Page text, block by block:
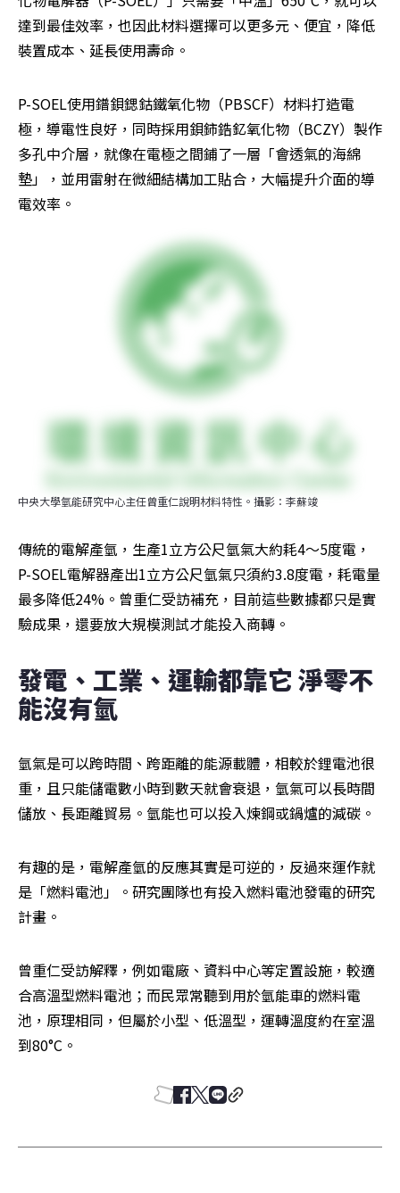
達到最佳效率，也因此材料選擇可以更多元、便宜，降低
裝置成本、延長使用壽命。
P-SOEL使用鐠鋇鍶鈷鐵氧化物（PBSCF）材料打造電
極，導電性良好，同時採用鋇鈰鋯釔氧化物（BCZY）製作
多孔中介層，就像在電極之間鋪了一層「會透氣的海綿
墊」，並用雷射在微細結構加工貼合，大幅提升介面的導
電效率。
中央大學氫能研究中心主任曾重仁說明材料特性。攝影：李蘇竣
傳統的電解產氫，生產1立方公尺氫氣大約耗4～5度電，
P-SOEL電解器產出1立方公尺氫氣只須約3.8度電，耗電量
最多降低24%。曾重仁受訪補充，目前這些數據都只是實
驗成果，還要放大規模測試才能投入商轉。
發電、工業、運輸都靠它 淨零不
能沒有氫
氫氣是可以跨時間、跨距離的能源載體，相較於鋰電池很
重，且只能儲電數小時到數天就會衰退，氫氣可以長時間
儲放、長距離貿易。氫能也可以投入煉鋼或鍋爐的減碳。
有趣的是，電解產氫的反應其實是可逆的，反過來運作就
是「燃料電池」。研究團隊也有投入燃料電池發電的研究
計畫。
曾重仁受訪解釋，例如電廠、資料中心等定置設施，較適
合高溫型燃料電池；而民眾常聽到用於氫能車的燃料電
池，原理相同，但屬於小型、低溫型，運轉溫度約在室溫
到80°C。